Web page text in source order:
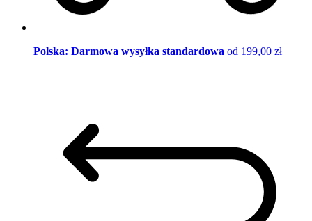
Polska: Darmowa wysyłka standardowa od 199,00 zł